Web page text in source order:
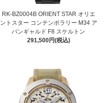
RK-BZ0004B ORIENT STAR オリエ
ントスター コンテンポラリー M34 ア
バンギャルド F8 スケルトン
291,500円(税込)